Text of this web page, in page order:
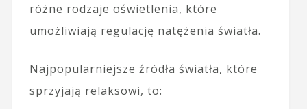
różne rodzaje oświetlenia, które
umożliwiają regulację natężenia światła.
Najpopularniejsze źródła światła, które
sprzyjają relaksowi, to: